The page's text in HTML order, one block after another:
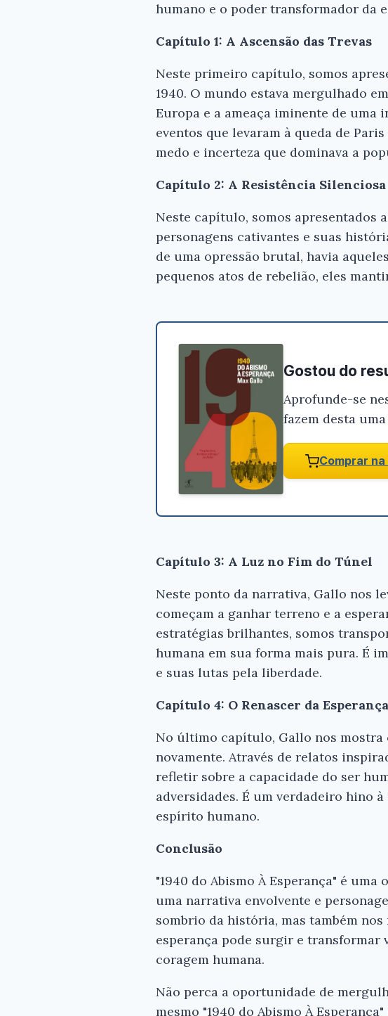
humano e o poder transformador da
Capítulo 1: A Ascensão das Trevas
Neste primeiro capítulo, somos
1940. O mundo estava mergulhado
Europa e a ameaça iminente de uma
eventos que levaram à queda de
medo e incerteza que dominava a
Capítulo 2: A Resistência Silenciosa
Neste capítulo, somos apresentados
personagens cativantes e suas
de uma opressão brutal, havia
pequenos atos de rebelião, eles
Gostou do
Aprofunde-se
fazem desta
Comprar na
Capítulo 3: A Luz no Fim do Túnel
Neste ponto da narrativa, Gallo nos
começam a ganhar terreno e a
estratégias brilhantes, somos
humana em sua forma mais pura. É
e suas lutas pela liberdade.
Capítulo 4: O Renascer da Esperança
No último capítulo, Gallo nos mostra
novamente. Através de relatos
refletir sobre a capacidade do ser
adversidades. É um verdadeiro hino
espírito humano.
Conclusão
"1940 do Abismo À Esperança" é
uma narrativa envolvente e
sombrio da história, mas também
esperança pode surgir e transformar
coragem humana.
Não perca a oportunidade de
mesmo "1940 do Abismo À